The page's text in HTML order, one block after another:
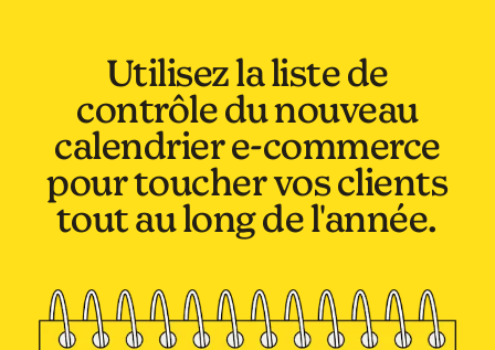
Utilisez la liste de
contrôle du nouveau
calendrier e-commerce
pour toucher vos clients
tout au long de l'année.